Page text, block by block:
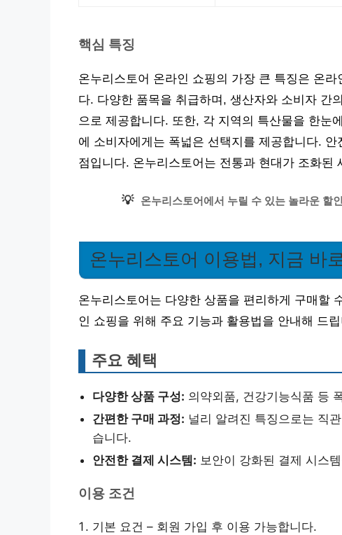
핵심 특징
온누리스토어 온라인 쇼핑의 가장 큰 특징은 온
다. 다양한 품목을 취급하며, 생산자와 소비자 간
으로 제공합니다. 또한, 각 지역의 특산물을 한눈
에 소비자에게는 폭넓은 선택지를 제공합니다.
점입니다. 온누리스토어는 전통과 현대가 조화된
💡 온누리스토어에서 누릴 수 있는 놀라운 할
온누리스토어 이용법, 지금 바
온누리스토어는 다양한 상품을 편리하게 구매할
인 쇼핑을 위해 주요 기능과 활용법을 안내해 드
주요 혜택
다양한 상품 구성: 의약외품, 건강기능식품 등
간편한 구매 과정: 널리 알려진 특징으로는 직
습니다.
안전한 결제 시스템: 보안이 강화된 결제 시스
이용 조건
기본 요건 – 회원 가입 후 이용 가능합니다.